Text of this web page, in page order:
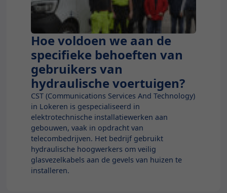
CST
Hoe voldoen we aan de
specifieke behoeften van
gebruikers van
hydraulische voertuigen?
CST (Communications Services And Technology)
in Lokeren is gespecialiseerd in
elektrotechnische installatiewerken aan
gebouwen, vaak in opdracht van
telecombedrijven. Het bedrijf gebruikt
hydraulische hoogwerkers om veilig
glasvezelkabels aan de gevels van huizen te
installeren.